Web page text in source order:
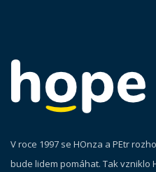
V roce 1997 se HOnza a PEtr
bude lidem pomáhat. Tak vzniklo